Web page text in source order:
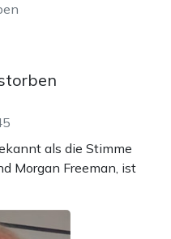
als die Stimme
Morgan Freeman, ist